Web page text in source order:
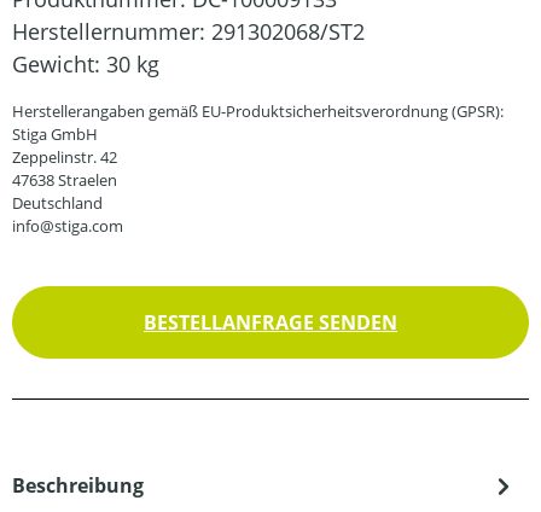
Herstellernummer: 291302068/ST2
Gewicht: 30 kg
Herstellerangaben gemäß EU-Produktsicherheitsverordnung (GPSR):
Stiga GmbH
Zeppelinstr. 42
47638 Straelen
Deutschland
info@stiga.com
BESTELLANFRAGE SENDEN
Beschreibung